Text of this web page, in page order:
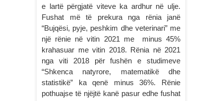
e lartë përgjatë viteve ka ardhur në ulje.
Fushat më të prekura nga rënia janë
“Bujqësi, pyje, peshkim dhe veterinari” me
një rënie në vitin 2021 me minus 45%
krahasuar me vitin 2018. Rënia në 2021
nga viti 2018 për fushën e studimeve
“Shkenca natyrore, matematikë dhe
statistikë” ka qenë minus 36%. Rënie
pothuajse të njëjtë kanë pasur edhe fushat